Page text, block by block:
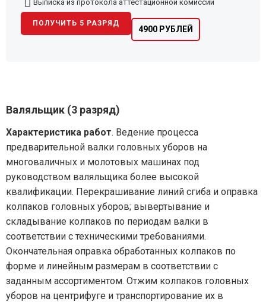
Выписка из протокола аттестационной комиссии
4900 РУБЛЕЙ
ПОЛУЧИТЬ 5 РАЗРЯД
Валяльщик (3 разряд)
Характеристика работ. Ведение процесса
предварительной валки головных уборов на
многоваличных и молотовых машинах под
руководством валяльщика более высокой
квалификации. Перекрашивание линий сгиба и оправка
колпаков головных уборов; вывертывание и
складывание колпаков по периодам валки в
соответствии с техническими требованиями.
Окончательная оправка обработанных колпаков по
форме и линейным размерам в соответствии с
заданным ассортиментом. Отжим колпаков головных
уборов на центрифуге и транспортирование их в